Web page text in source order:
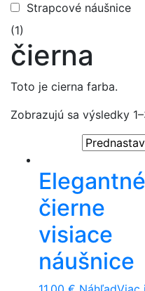
Strapcové náušnice
(1)
čierna
Toto je cierna farba.
Zobrazujú sa výsledky
Elegantné
čierne
visiace
náušnice